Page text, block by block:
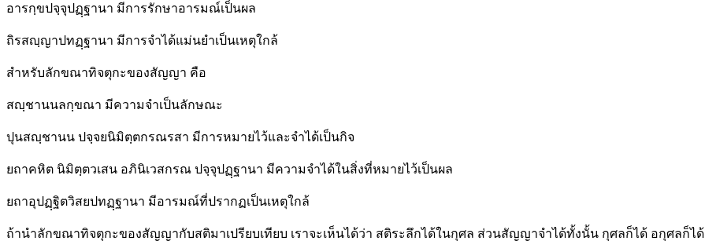
อารกฺขปจฺจุปฏฺฐานา มีการรักษาอารมณ์เป็นผล
ถิรสญฺญาปทฏฺฐานา มีการจำได้แม่นยำเป็นเหตุใกล้
สำหรับลักขณาทิจตุกะของสัญญา คือ
สญฺชานนลกฺขณา มีความจำเป็นลักษณะ
ปุนสญฺชานน ปจฺจยนิมิตฺตกรณรสา มีการหมายไว้และจำได้เป็นกิจ
ยถาคหิต นิมิตฺตวเสน อภินิเวสกรณ ปจฺจุปฏฺฐานา มีความจำได้ในสิ่งที่หมายไว้เป็นผล
ยถาอุปฏฺฐิตวิสยปทฏฺฐานา มีอารมณ์ที่ปรากฏเป็นเหตุใกล้
ถ้านำลักขณาทิจตุกะของสัญญากับสติมาเปรียบเทียบ เราจะเห็นได้ว่า สติระลึกได้ในกุศล ส่วนสัญญาจำได้ทั้งนั้น กุศลก็ได้ อกุศลก็ได้